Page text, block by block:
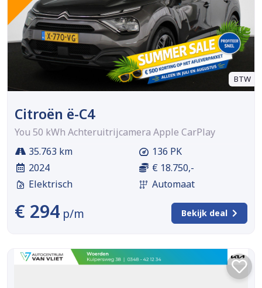
BTW
Citroën ë-C4
You 50 kWh Achteruitrijcamera Apple CarPlay
35.763 km
2024
Elektrisch
136 PK
€ 18.750,-
Automaat
€ 294 p/m Bekijk deal